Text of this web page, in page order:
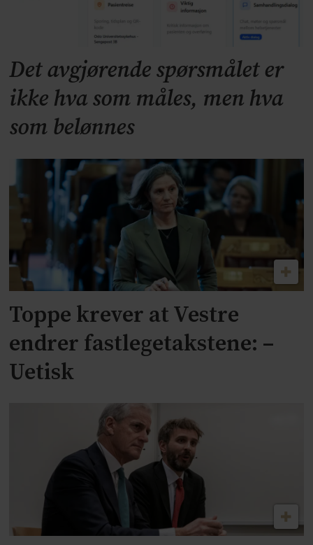
Det avgjørende spørsmålet er
ikke hva som måles, men hva
som belønnes
Toppe krever at Vestre
endrer fastlegetakstene: –
Uetisk